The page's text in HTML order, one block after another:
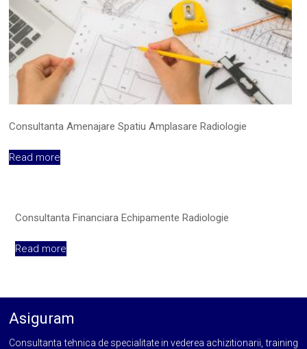
Consultanta Amenajare Spatiu Amplasare Radiologie
Read more
Consultanta Financiara Echipamente Radiologie
Read more
Asiguram
Consultanta tehnica de specialitate in vederea achizitionarii, training